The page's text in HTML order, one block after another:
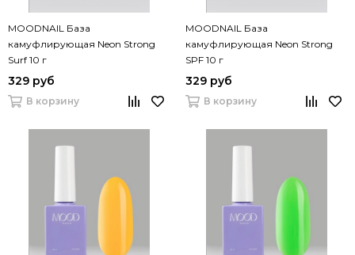
MOODNAIL База
камуфлирующая Neon Strong
Surf 10 г
329 руб
В корзину
MOODNAIL База
камуфлирующая Neon Strong
SPF 10 г
329 руб
В корзину